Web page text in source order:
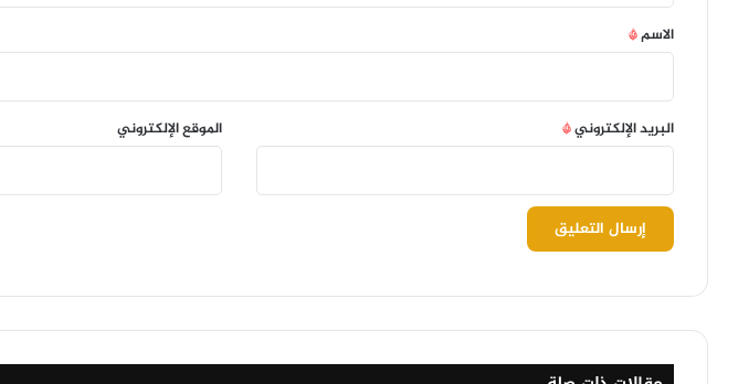
*
الاسم*
البريد الإلكتروني* الموقع الإلكتروني